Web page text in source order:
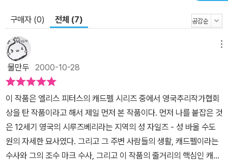
구매자 (0) 전체 (7)
물만두 2000-10-28
이 작품은 엘리스 피터스의 캐드펠 시리즈 중에서 영국추리작가협회
상을 탄 작품이라고 해서 제일 먼저 본 작품이다. 먼저 나를 붙잡은 것
은 12세기 영국의 시루즈베리라는 지역의 성 자일즈 - 성 바울 수도
원의 자세한 묘사였다. 그리고 그 주변 사람들의 생활, 캐드펠이라는
수사와 그의 조수 마크 수사, 그리고 이 작품의 줄거리의 핵심인 캐드